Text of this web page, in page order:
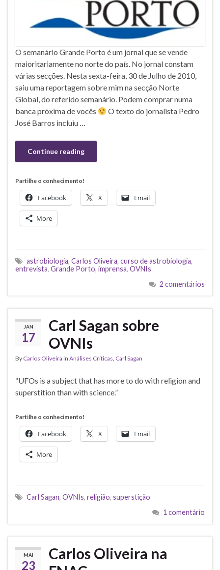
O semanário Grande Porto é um jornal que se vende
maioritariamente no norte do país. No jornal constam
várias secções. Nesta sexta-feira, 30 de Julho de 2010,
saiu uma reportagem sobre mim na secção Norte
Global, do referido semanário. Podem comprar numa
banca próxima de vocês
O texto do jornalista Pedro
José Barros incluiu …
Continue reading
Partilhe o conhecimento!
Facebook X Email
More
astrobiologia, Carlos Oliveira, curso de astrobiologia,
entrevista, Grande Porto, imprensa, OVNIs
2 comentários
JAN
17
Carl Sagan sobre
OVNIs
By Carlos Oliveira in Análises Críticas, Carl Sagan
“UFOs is a subject that has more to do with religion and
superstition than with science.”
Partilhe o conhecimento!
Facebook X Email
More
Carl Sagan, OVNIs, religião, superstição
1 comentário
MAI
23
Carlos Oliveira na